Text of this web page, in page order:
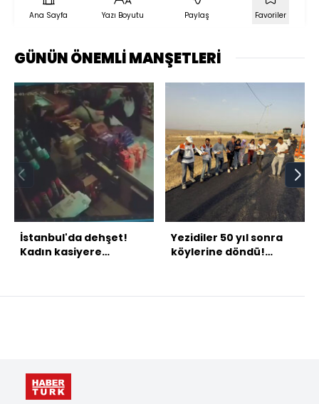
Ana Sayfa Yazı Boyutu Paylaş Favoriler
GÜNÜN ÖNEMLİ MANŞETLERİ
İstanbul'da dehşet!
Kadın kasiyere
Yezidiler 50 yıl sonra
köylerine döndü!